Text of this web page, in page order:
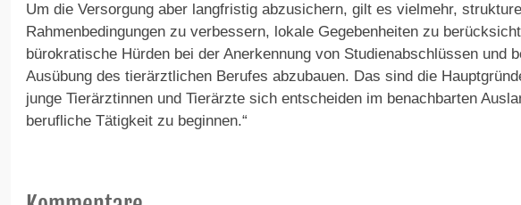
Um die Versorgung aber langfristig abzusichern, gilt es vielmehr,
Rahmenbedingungen zu verbessern, lokale Gegebenheiten zu
bürokratische Hürden bei der Anerkennung von Studienabschlüssen und
Ausübung des tierärztlichen Berufes abzubauen. Das sind die
junge Tierärztinnen und Tierärzte sich entscheiden im benachbarten
berufliche Tätigkeit zu beginnen.“